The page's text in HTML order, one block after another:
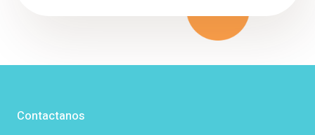
Contactanos